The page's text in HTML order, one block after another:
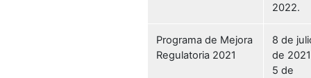
2022.
Programa de Mejora
Regulatoria 2021
8 de
de
5 de